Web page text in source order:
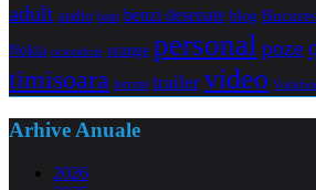
adult audio bani benzi desenate blog
Nokia octombrie orange personal poze
timisoara torrent trailer video
Arhive Anuale
2026